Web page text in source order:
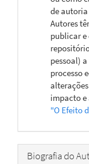
de
Autores
publicar
pessoal)
processo
impacto
"O Efeito
Biografia do